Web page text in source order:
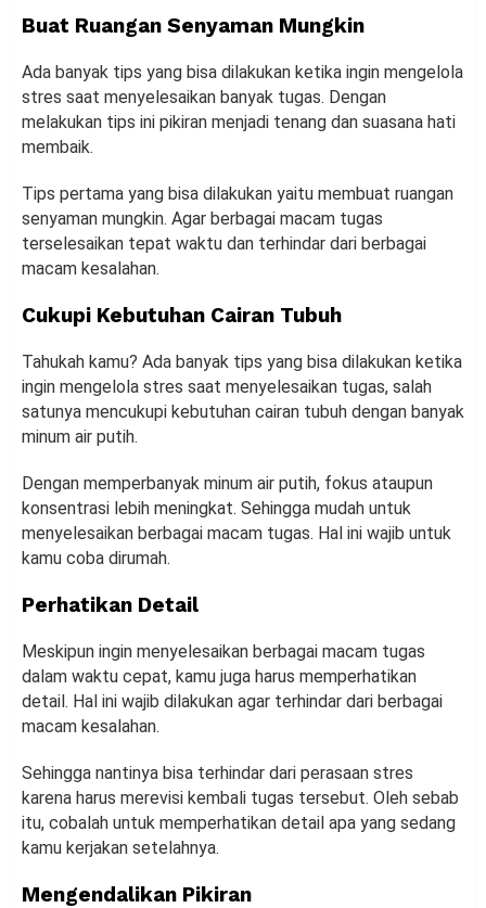
Buat Ruangan Senyaman Mungkin
Ada banyak tips yang bisa dilakukan ketika ingin mengelola
stres saat menyelesaikan banyak tugas. Dengan
melakukan tips ini pikiran menjadi tenang dan suasana hati
membaik.
Tips pertama yang bisa dilakukan yaitu membuat ruangan
senyaman mungkin. Agar berbagai macam tugas
terselesaikan tepat waktu dan terhindar dari berbagai
macam kesalahan.
Cukupi Kebutuhan Cairan Tubuh
Tahukah kamu? Ada banyak tips yang bisa dilakukan ketika
ingin mengelola stres saat menyelesaikan tugas, salah
satunya mencukupi kebutuhan cairan tubuh dengan banyak
minum air putih.
Dengan memperbanyak minum air putih, fokus ataupun
konsentrasi lebih meningkat. Sehingga mudah untuk
menyelesaikan berbagai macam tugas. Hal ini wajib untuk
kamu coba dirumah.
Perhatikan Detail
Meskipun ingin menyelesaikan berbagai macam tugas
dalam waktu cepat, kamu juga harus memperhatikan
detail. Hal ini wajib dilakukan agar terhindar dari berbagai
macam kesalahan.
Sehingga nantinya bisa terhindar dari perasaan stres
karena harus merevisi kembali tugas tersebut. Oleh sebab
itu, cobalah untuk memperhatikan detail apa yang sedang
kamu kerjakan setelahnya.
Mengendalikan Pikiran